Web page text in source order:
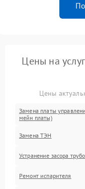
Цены на
Цены
Замена платы
мейн платы)
Замена ТЭН
Устранение засора
Ремонт испарителя